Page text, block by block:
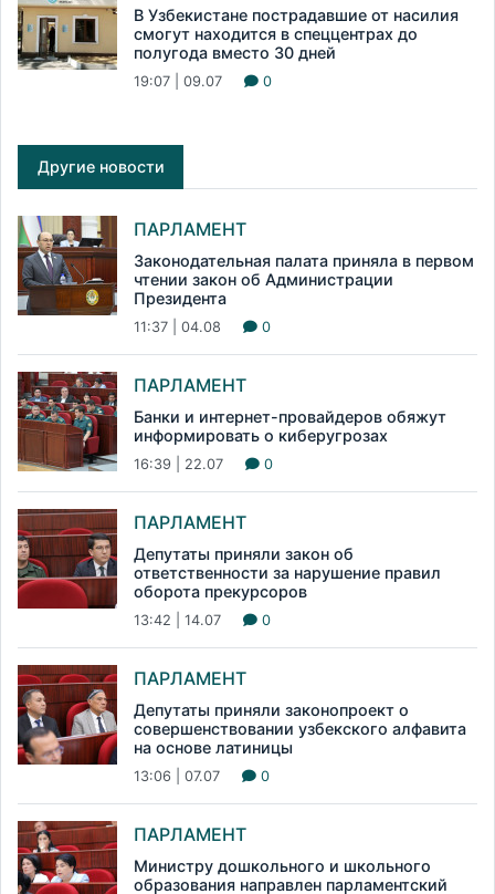
В Узбекистане пострадавшие от насилия
смогут находится в спеццентрах до
полугода вместо 30 дней
19:07 | 09.07 0
Другие новости
ПАРЛАМЕНТ
Законодательная палата приняла в первом
чтении закон об Администрации
Президента
11:37 | 04.08 0
ПАРЛАМЕНТ
Банки и интернет-провайдеров обяжут
информировать о киберугрозах
16:39 | 22.07 0
ПАРЛАМЕНТ
Депутаты приняли закон об
ответственности за нарушение правил
оборота прекурсоров
13:42 | 14.07 0
ПАРЛАМЕНТ
Депутаты приняли законопроект о
совершенствовании узбекского алфавита
на основе латиницы
13:06 | 07.07 0
ПАРЛАМЕНТ
Министру дошкольного и школьного
образования направлен парламентский